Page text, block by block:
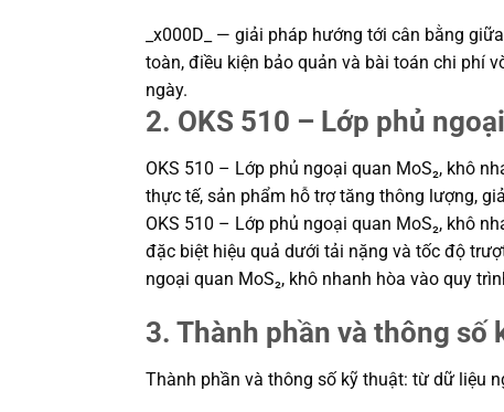
_x000D_ — giải pháp hướng tới cân bằng
toàn, điều kiện bảo quản và bài toán chi phí
ngày.
2. OKS 510 – Lớp phủ
OKS 510 – Lớp phủ ngoại quan MoS₂, khô
thực tế, sản phẩm hỗ trợ tăng thông lượng,
OKS 510 – Lớp phủ ngoại quan MoS₂, khô
đặc biệt hiệu quả dưới tải nặng và tốc độ
ngoại quan MoS₂, khô nhanh hòa vào quy
3. Thành phần và thông số
Thành phần và thông số kỹ thuật: từ dữ liệu